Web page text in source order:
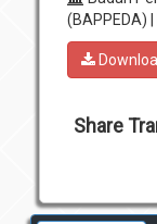
(BAPPEDA) |
Share